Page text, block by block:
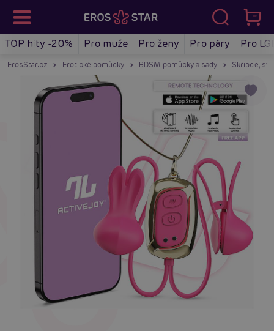
TOP hity -20% Pro muže Pro ženy Pro páry Pro
ErosStar.cz Erotické pomůcky BDSM pomůcky a sady Skřipce,